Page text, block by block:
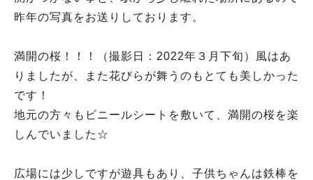
昨年の写真をお送りしております。
満開の桜！！！（撮影日：2022年３月下旬）風はあ
りましたが、また花びらが舞うのもとても美しかった
です！
地元の方々もビニールシートを敷いて、満開の桜を楽
しんでいました☆
広場には少しですが遊具もあり、子供ちゃんは鉄棒を